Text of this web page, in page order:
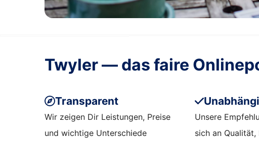
Twyler — das faire
Transparent
Wir zeigen Dir Leistungen, Preise
und wichtige Unterschiede
Unsere
sich an Qualität,